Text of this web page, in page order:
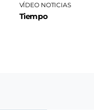
VÍDEO NOTICIAS
Tiempo